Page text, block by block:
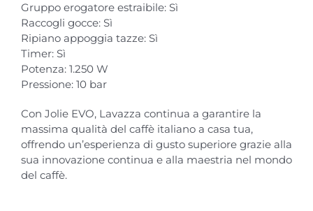
Gruppo erogatore estraibile: Sì
Raccogli gocce: Sì
Ripiano appoggia tazze: Sì
Timer: Sì
Potenza: 1.250 W
Pressione: 10 bar
Con Jolie EVO, Lavazza continua a garantire la
massima qualità del caffè italiano a casa tua,
offrendo un’esperienza di gusto superiore grazie alla
sua innovazione continua e alla maestria nel mondo
del caffè.